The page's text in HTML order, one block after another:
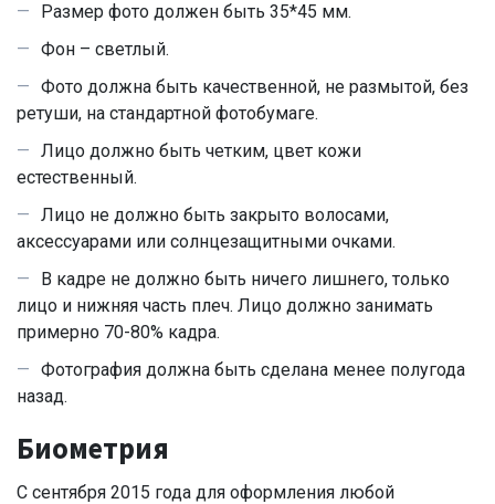
Размер фото должен быть 35*45 мм.
Фон – светлый.
Фото должна быть качественной, не размытой, без
ретуши, на стандартной фотобумаге.
Лицо должно быть четким, цвет кожи
естественный.
Лицо не должно быть закрыто волосами,
аксессуарами или солнцезащитными очками.
В кадре не должно быть ничего лишнего, только
лицо и нижняя часть плеч. Лицо должно занимать
примерно 70-80% кадра.
Фотография должна быть сделана менее полугода
назад.
Биометрия
С сентября 2015 года для оформления любой